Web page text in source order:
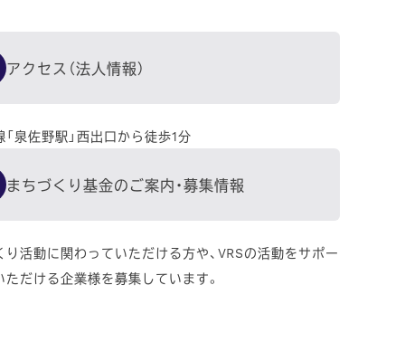
アクセス（法人情報）
泉佐野駅」西出口から徒歩1分
まちづくり基金のご案内・募集情報
り活動に関わっていただける方や、VRSの活動をサポー
ただける企業様を募集しています。